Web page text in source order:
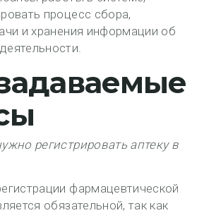
процесс сбора,
и хранения информации об
регистрировать аптеку в
фармацевтической
обязательной, так как